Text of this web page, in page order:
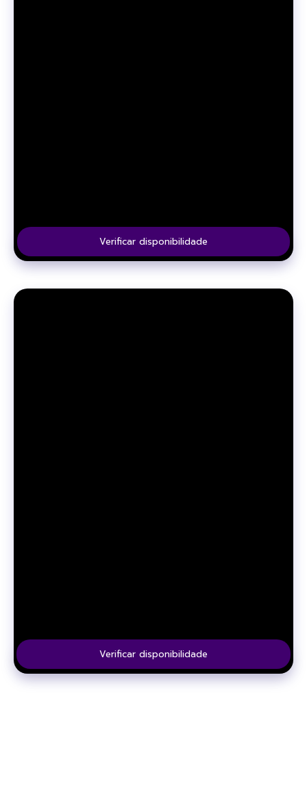
Verificar disponibilidade
Verificar disponibilidade